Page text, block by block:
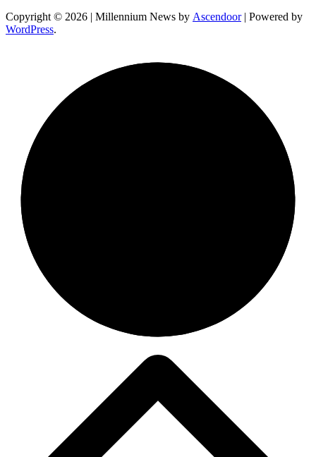
Copyright © 2026 | Millennium News by Ascendoor| Powered by
WordPress.